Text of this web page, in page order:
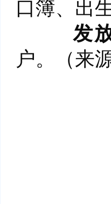
口簿、出
发
户。（来